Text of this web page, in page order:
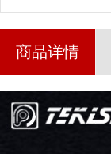
商品详情